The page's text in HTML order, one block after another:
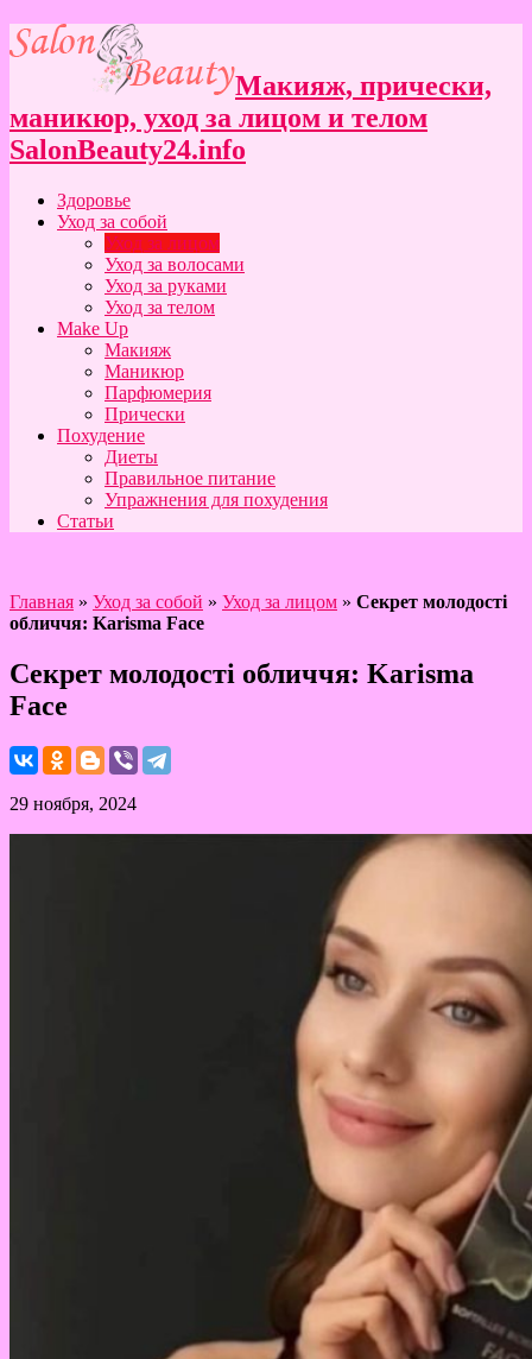
Макияж, прически,
маникюр, уход за лицом и телом
SalonBeauty24.info
Здоровье
Уход за собой
Уход за лицом
Уход за волосами
Уход за руками
Уход за телом
Make Up
Макияж
Маникюр
Парфюмерия
Прически
Похудение
Диеты
Правильное питание
Упражнения для похудения
Статьи
Главная » Уход за собой » Уход за лицом » Секрет молодості
обличчя: Karisma Face
Секрет молодості обличчя: Karisma
Face
29 ноября, 2024